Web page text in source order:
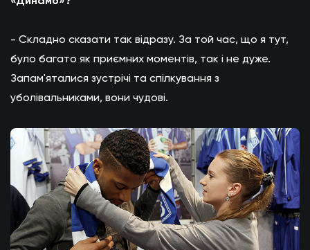
- Складно сказати так відразу. За той час, що я тут,
було багато як приємних моментів, так і не дуже.
Запам'яталися зустрічі та спілкування з
уболівальниками, вони чудові.